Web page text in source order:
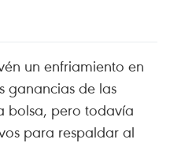
un enfriamiento en
ganancias de las
bolsa, pero todavía
para respaldar al